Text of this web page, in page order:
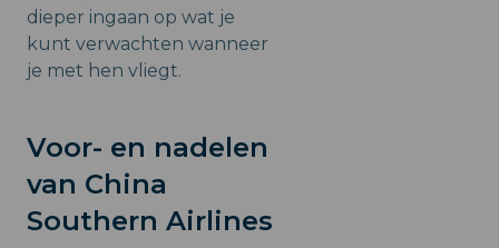
dieper ingaan op wat je
kunt verwachten wanneer
je met hen vliegt.
Voor- en nadelen
van China
Southern Airlines